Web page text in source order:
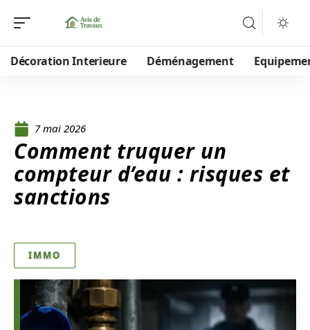
Décoration Interieure Déménagement
7 mai 2026
Comment truquer un
compteur d’eau : risques et
sanctions
IMMO